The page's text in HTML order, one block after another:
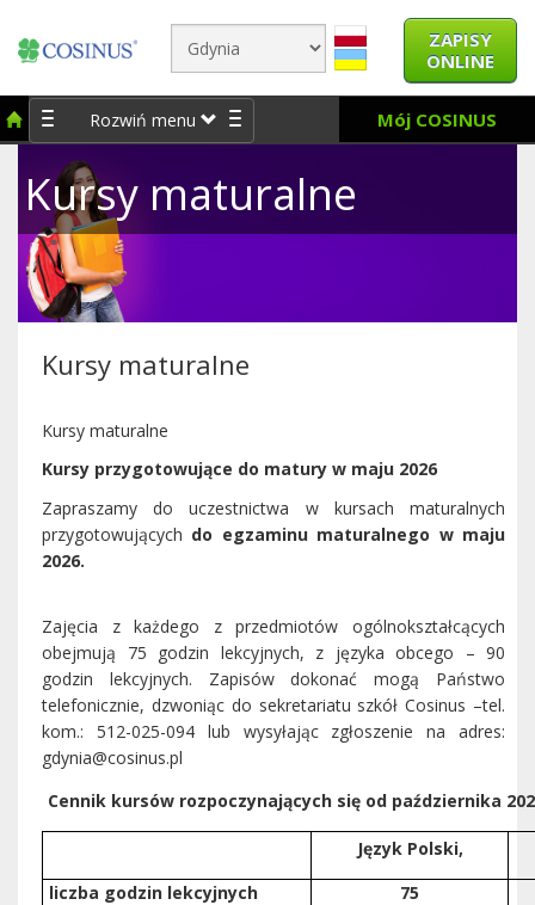
ZAPISY
ONLINE
Rozwiń menu Mój COSINUS
Kursy maturalne
Kursy maturalne
Kursy maturalne
Kursy przygotowujące do matury w maju 2026
Zapraszamy do uczestnictwa w kursach maturalnych
przygotowujących do egzaminu maturalnego w maju
2026.
Zajęcia z każdego z przedmiotów ogólnokształcących
obejmują 75 godzin lekcyjnych, z języka obcego – 90
godzin lekcyjnych. Zapisów dokonać mogą Państwo
telefonicznie, dzwoniąc do sekretariatu szkół Cosinus –tel.
kom.: 512-025-094 lub wysyłając zgłoszenie na adres:
gdynia@cosinus.pl
Cennik kursów rozpoczynających się od października
Język Polski,
liczba godzin lekcyjnych
75